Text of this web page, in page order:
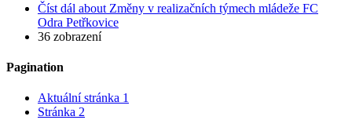
Číst dál about Změny v realizačních týmech mládeže FC
Odra Petřkovice
36 zobrazení
Pagination
Aktuální stránka 1
Stránka 2